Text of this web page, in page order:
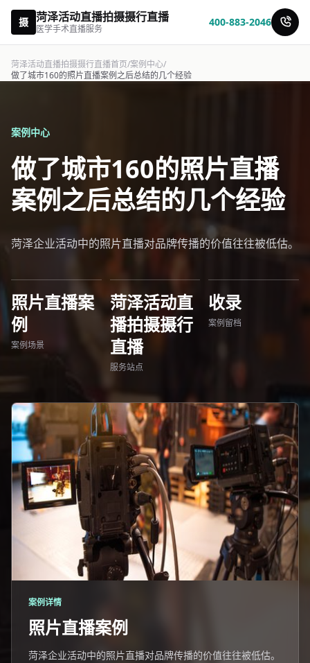
摄 菏泽活动直播拍摄摄行直播
医学手术直播服务
400-883-2046
菏泽活动直播拍摄摄行直播首页/案例中心/
做了城市160的照片直播案例之后总结的几个经验
案例中心
做了城市160的照片直播
案例之后总结的几个经验
菏泽企业活动中的照片直播对品牌传播的价值往往被低估。
照片直播案
例
案例场景
菏泽活动直
播拍摄摄行
直播
服务站点
收录
案例留档
案例详情
照片直播案例
菏泽企业活动中的照片直播对品牌传播的价值往往被低估。